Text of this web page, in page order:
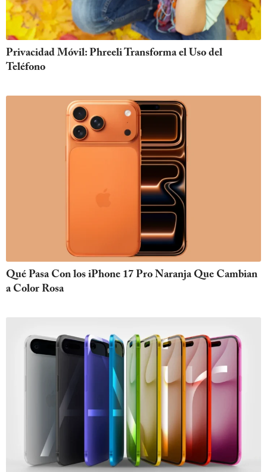
Privacidad Móvil: Phreeli Transforma el Uso del
Teléfono
Qué Pasa Con los iPhone 17 Pro Naranja Que Cambian
a Color Rosa